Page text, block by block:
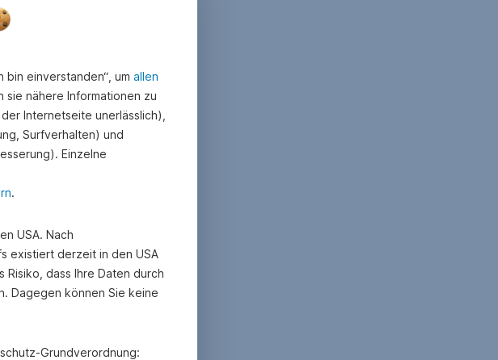
bin einverstanden“, um allen
sie nähere Informationen zu
Internetseite unerlässlich),
Surfverhalten) und
Einzelne
.
USA. Nach
existiert derzeit in den USA
dass Ihre Daten durch
Dagegen können Sie keine
Grundverordnung: